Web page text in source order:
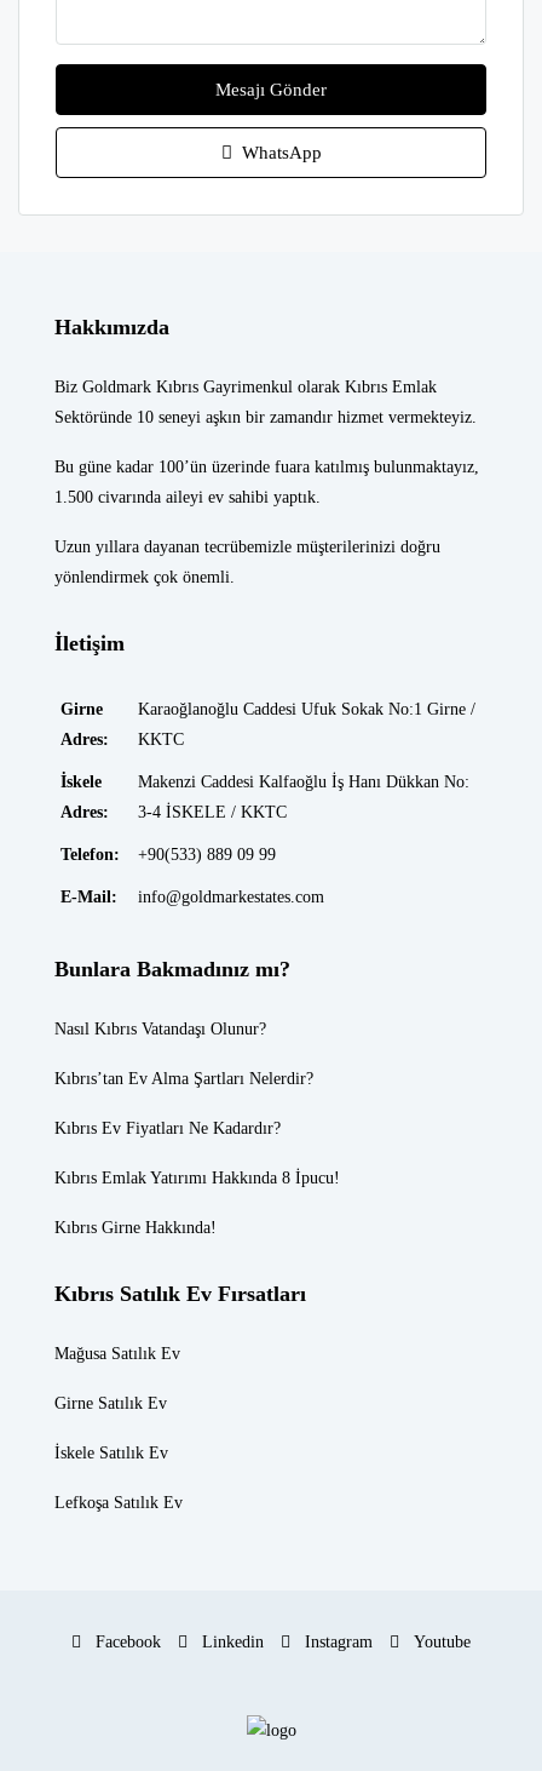
Mesajı Gönder
WhatsApp
Hakkımızda
Biz Goldmark Kıbrıs Gayrimenkul olarak Kıbrıs Emlak
Sektöründe 10 seneyi aşkın bir zamandır hizmet vermekteyiz.
Bu güne kadar 100’ün üzerinde fuara katılmış bulunmaktayız,
1.500 civarında aileyi ev sahibi yaptık.
Uzun yıllara dayanan tecrübemizle müşterilerinizi doğru
yönlendirmek çok önemli.
İletişim
Girne
Adres:
Karaoğlanoğlu Caddesi Ufuk Sokak No:1 Girne /
KKTC
İskele
Adres:
Makenzi Caddesi Kalfaoğlu İş Hanı Dükkan No:
3-4 İSKELE / KKTC
Telefon: +90(533) 889 09 99
E-Mail: info@goldmarkestates.com
Bunlara Bakmadınız mı?
Nasıl Kıbrıs Vatandaşı Olunur?
Kıbrıs’tan Ev Alma Şartları Nelerdir?
Kıbrıs Ev Fiyatları Ne Kadardır?
Kıbrıs Emlak Yatırımı Hakkında 8 İpucu!
Kıbrıs Girne Hakkında!
Kıbrıs Satılık Ev Fırsatları
Mağusa Satılık Ev
Girne Satılık Ev
İskele Satılık Ev
Lefkoşa Satılık Ev
Facebook Linkedin Instagram Youtube